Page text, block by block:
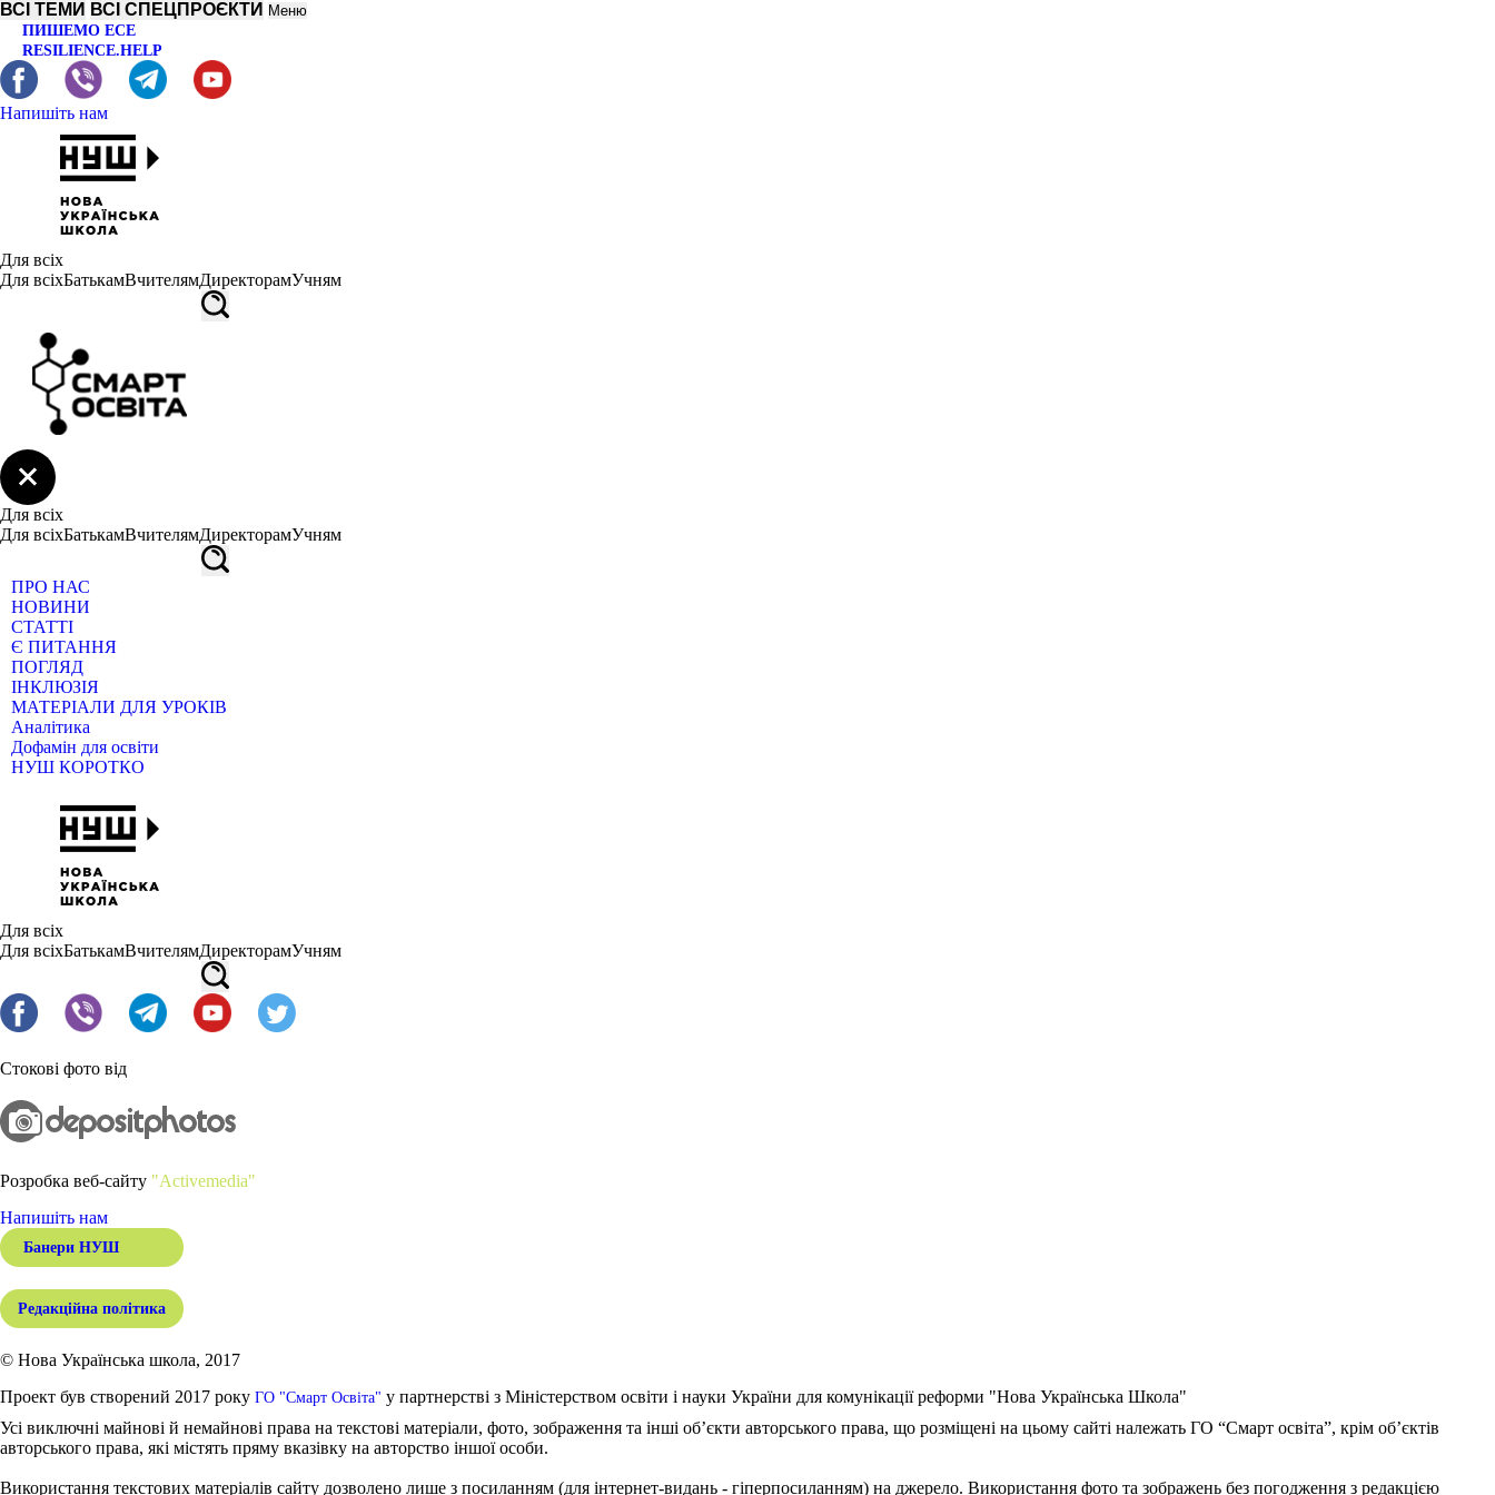
ВСІ ТЕМИ ВСІ СПЕЦПРОЄКТИ Меню
ПИШЕМО ЕСЕ
RESILIENCE.HELP
Напишіть нам
Для всіх
Для всіхБатькамВчителямДиректорамУчням
Для всіх
Для всіхБатькамВчителямДиректорамУчням
ПРО НАС
НОВИНИ
СТАТТІ
Є ПИТАННЯ
ПОГЛЯД
ІНКЛЮЗІЯ
МАТЕРІАЛИ ДЛЯ УРОКІВ
Аналітика
Дофамін для освіти
НУШ КОРОТКО
Для всіх
Для всіхБатькамВчителямДиректорамУчням
Стокові фото від
Розробка веб-сайту "Activemedia"
Напишіть нам
Банери НУШ
Редакційна політика
© Нова Українська школа, 2017
Проект був створений 2017 року ГО "Смарт Освіта" у партнерстві з Міністерством освіти і науки України для комунікації реформи "Нова Українська Школа"
Усі виключні майнові й немайнові права на текстові матеріали, фото, зображення та інші об’єкти авторського права, що розміщені на цьому сайті належать ГО “Смарт освіта”, крім об’єктів
авторського права, які містять пряму вказівку на авторство іншої особи.
Використання текстових матеріалів сайту дозволено лише з посиланням (для інтернет-видань - гіперпосиланням) на джерело. Використання фото та зображень без погодження з редакцією